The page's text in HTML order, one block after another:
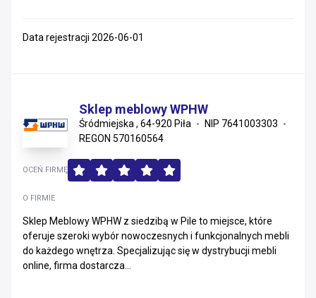
Data rejestracji 2026-06-01
Sklep meblowy WPHW
Śródmiejska , 64-920 Piła
NIP 7641003303
REGON 570160564
O FIRMIE
Sklep Meblowy WPHW z siedzibą w Pile to miejsce, które
oferuje szeroki wybór nowoczesnych i funkcjonalnych mebli
do każdego wnętrza. Specjalizując się w dystrybucji mebli
online, firma dostarcza...
OCEŃ FIRMĘ